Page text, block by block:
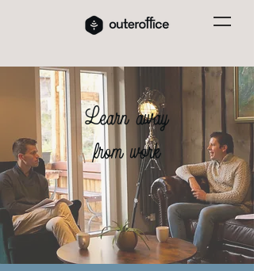
Learn away
from work